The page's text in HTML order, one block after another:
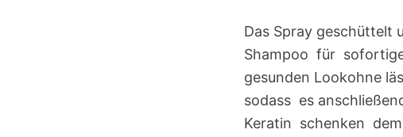
Das Spray geschüttelt
Shampoo für
gesunden Lookohne
sodass es
Keratin schenken